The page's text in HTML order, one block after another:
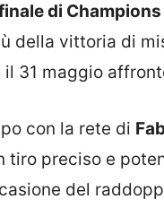
finale di
della vittoria di
31 maggio
con la rete di
tiro preciso e
del